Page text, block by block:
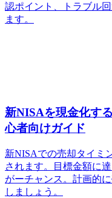
認ポイント、トラブル
ます。
新NISAを現金化す
心者向けガイド
新NISAでの売却タイミ
されます。目標金額に
がーチャンス。計画的
しましょう。